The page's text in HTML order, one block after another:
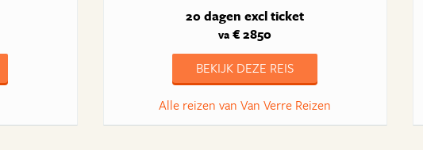
20 dagen excl ticket
va € 2850
BEKIJK DEZE REIS
Alle reizen van Van Verre Reizen